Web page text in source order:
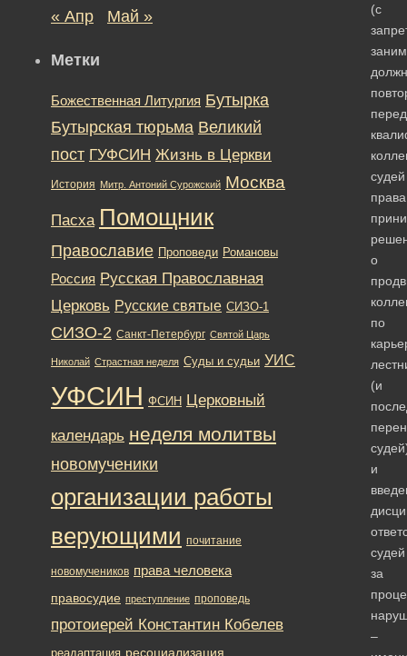
(с
судей
права
о
по
(и
и
судей
за
–
« Апр
Май »
Метки
Божественная Литургия Бутырка
Бутырская тюрьма Великий
пост ГУФСИН Жизнь в Церкви
История Митр. Антоний Сурожский Москва
Пасха Помощник
Православие Проповеди Романовы
Россия Русская Православная
Церковь Русские святые СИЗО-1
СИЗО-2 Санкт-Петербург Святой Царь
Николай Страстная неделя Суды и судьи УИС
УФСИН ФСИН Церковный
календарь неделя молитвы
новомученики
организации работы
верующими почитание
новомучеников права человека
правосудие преступление проповедь
протоиерей Константин Кобелев
реадаптация ресоциализация